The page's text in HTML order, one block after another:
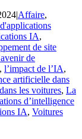
|Affaire,
IA,
de site
de
, l’impact de l’IA,
artificielle dans
les voitures, La
d’intelligence
IA, Voitures